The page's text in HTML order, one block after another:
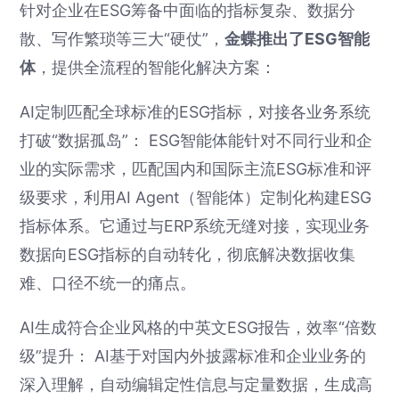
针对企业在ESG筹备中面临的指标复杂、数据分
散、写作繁琐等三大“硬仗”，金蝶推出了ESG智能
体，提供全流程的智能化解决方案：
AI定制匹配全球标准的ESG指标，对接各业务系统
打破“数据孤岛”： ESG智能体能针对不同行业和企
业的实际需求，匹配国内和国际主流ESG标准和评
级要求，利用AI Agent（智能体）定制化构建ESG
指标体系。它通过与ERP系统无缝对接，实现业务
数据向ESG指标的自动转化，彻底解决数据收集
难、口径不统一的痛点。
AI生成符合企业风格的中英文ESG报告，效率“倍数
级”提升： AI基于对国内外披露标准和企业业务的
深入理解，自动编辑定性信息与定量数据，生成高